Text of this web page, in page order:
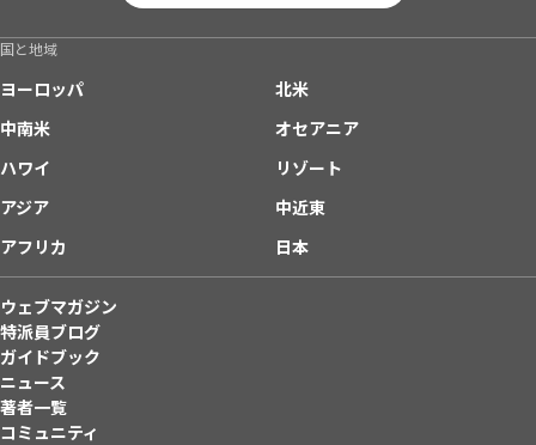
国と地域
ヨーロッパ
北米
中南米
オセアニア
ハワイ
リゾート
アジア
中近東
アフリカ
日本
ウェブマガジン
特派員ブログ
ガイドブック
ニュース
著者一覧
コミュニティ